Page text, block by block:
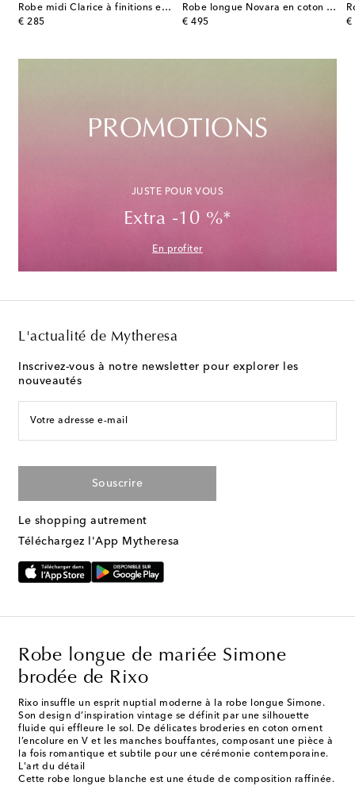
Robe midi Clarice à finitions en dentelle
€ 285
original price
Robe longue Novara en coton mélangé à fleurs
€ 495
original price
€
PROMOTIONS
JUSTE POUR VOUS
Extra -10 %*
En profiter
L'actualité de Mytheresa
Inscrivez-vous à notre newsletter pour explorer les
nouveautés
Votre adresse e-mail
Souscrire
Le shopping autrement
Téléchargez l'App Mytheresa
Robe longue de mariée Simone
brodée de Rixo
Rixo insuffle un esprit nuptial moderne à la robe longue Simone.
Son design d’inspiration vintage se définit par une silhouette
fluide qui effleure le sol. De délicates broderies en coton ornent
l’encolure en V et les manches bouffantes, composant une pièce à
la fois romantique et subtile pour une cérémonie contemporaine.
L'art du détail
Cette robe longue blanche est une étude de composition raffinée.